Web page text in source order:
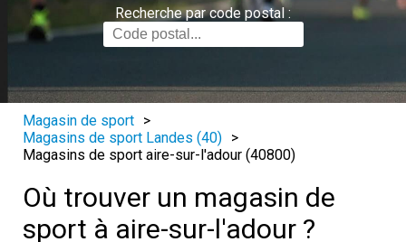
Recherche par code postal :
Magasin de sport >
Magasins de sport Landes (40) >
Magasins de sport aire-sur-l'adour (40800)
Où trouver un magasin de
sport à aire-sur-l'adour ?